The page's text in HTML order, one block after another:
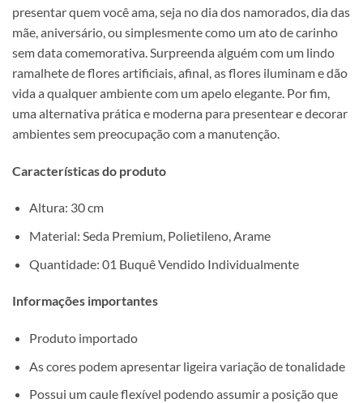
presentar quem você ama, seja no dia dos namorados, dia das
mãe, aniversário, ou simplesmente como um ato de carinho
sem data comemorativa. Surpreenda alguém com um lindo
ramalhete de flores artificiais, afinal, as flores iluminam e dão
vida a qualquer ambiente com um apelo elegante. Por fim,
uma alternativa prática e moderna para presentear e decorar
ambientes sem preocupação com a manutenção.
Características do produto
Altura: 30 cm
Material: Seda Premium, Polietileno, Arame
Quantidade: 01 Buquê Vendido Individualmente
Informações importantes
Produto importado
As cores podem apresentar ligeira variação de tonalidade
Possui um caule flexível podendo assumir a posição que